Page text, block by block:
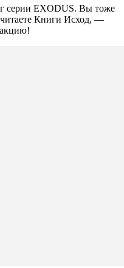
серии EXODUS. Вы тоже
читаете Книги Исход, —